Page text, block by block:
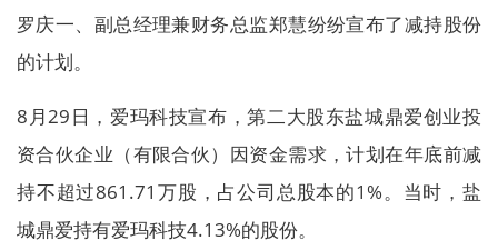
罗庆一、副总经理兼财务总监郑慧纷纷宣布了减持股份
的计划。
8月29日，爱玛科技宣布，第二大股东盐城鼎爱创业投
资合伙企业（有限合伙）因资金需求，计划在年底前减
持不超过861.71万股，占公司总股本的1%。当时，盐
城鼎爱持有爱玛科技4.13%的股份。